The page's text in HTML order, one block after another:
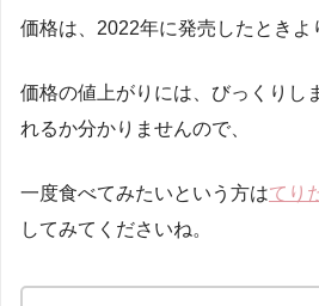
価格は、2022年に発売したときよ
価格の値上がりには、びっくりし
れるか分かりませんので、
一度食べてみたいという方はてり
してみてくださいね。